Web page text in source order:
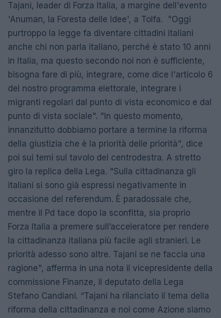
Tajani, leader di Forza Italia, a margine dell'evento
'Anuman, la Foresta delle Idee', a Tolfa. "Oggi
purtroppo la legge fa diventare cittadini italiani
anche chi non parla italiano, perché è stato 10 anni
in Italia, ma questo secondo noi non è sufficiente,
bisogna fare di più, integrare, come dice l'articolo 6
del nostro programma elettorale, integrare i
migranti regolari dal punto di vista economico e dal
punto di vista sociale". "In questo momento,
innanzitutto dobbiamo portare a termine la riforma
della giustizia che è la priorità delle priorità", dice
poi sui temi sul tavolo del centrodestra. A stretto
giro la replica della Lega. "Sulla cittadinanza gli
italiani si sono già espressi negativamente in
occasione del referendum. È paradossale che,
mentre il Pd tace dopo la sconfitta, sia proprio
Forza Italia a premere sull’acceleratore per rendere
la cittadinanza italiana più facile agli stranieri. Le
priorità adesso sono altre. Tajani se ne faccia una
ragione", afferma in una nota il vicepresidente della
commissione Finanze, il deputato della Lega
Stefano Candiani. “Tajani ha rilanciato il tema della
riforma della cittadinanza e noi come Azione siamo